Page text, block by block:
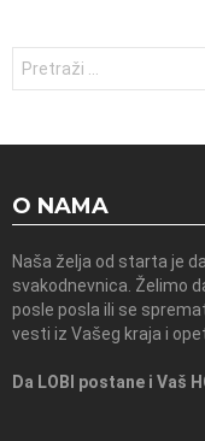
O NAMA
Naša želja od starta je
svakodnevnica. Želimo
posle posla ili se
vesti iz Vašeg kraja i
Da LOBI postane i Vaš